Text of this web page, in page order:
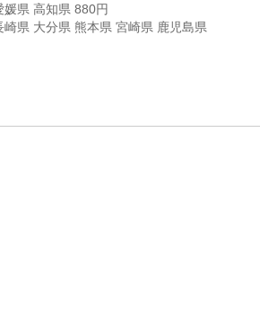
媛県 高知県 880円
崎県 大分県 熊本県 宮崎県 鹿児島県